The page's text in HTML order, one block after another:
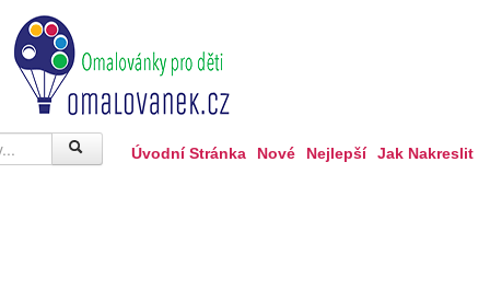
Úvodní Stránka Nové Nejlepší Jak Nakreslit